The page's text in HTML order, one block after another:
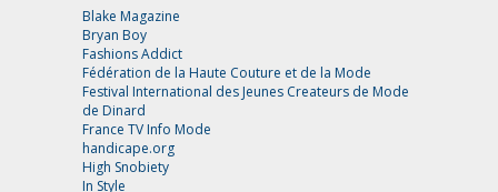
Blake Magazine
Bryan Boy
Fashions Addict
Fédération de la Haute Couture et de la Mode
Festival International des Jeunes Createurs de Mode
de Dinard
France TV Info Mode
handicape.org
High Snobiety
In Style